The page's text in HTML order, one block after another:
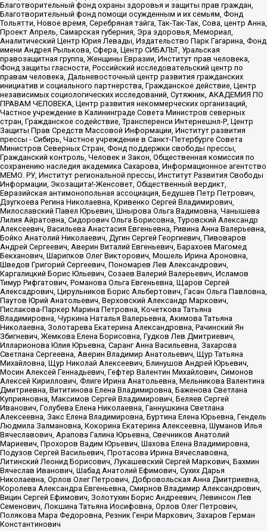
Благотворительный фонд охраны здоровья и защиты прав граждан,
Благотворительный фонд помощи осужденным и их семьям, Фонд
Тольятти, Новое время, Серебряная тайга, Так-Так-Так, Сова, центр Анна,
Проект Апрель, Самарская губерния, Эра здоровья, Мемориал,
Аналитический Центр Юрия Левады, Издательство Парк Гагарина, Фонд
имени Андрея Рылькова, Сфера, Центр СИБАЛЬТ, Уральская
правозащитная группа, Женщины Евразии, Институт прав человека,
Фонд защиты гласности, Российский исследовательский центр по
правам человека, Дальневосточный центр развития гражданских
инициатив и социального партнерства, Гражданское действие, Центр
независимых социологических исследований, Сутяжник, АКАДЕМИЯ ПО
ПРАВАМ ЧЕЛОВЕКА, Центр развития некоммерческих организаций,
Частное учреждение в Калининграде Совета Министров северных
стран, Гражданское содействие, Трансперенси Интернешнл-Р, Центр
Защиты Прав Средств Массовой Информации, Институт развития
прессы - Сибирь, Частное учреждение в Санкт-Петербурге Совета
Министров Северных Стран, Фонд поддержки свободы прессы,
Гражданский контроль, Человек и Закон, Общественная комиссия по
сохранению наследия академика Сахарова, Информационное агентство
МЕМО. РУ, Институт региональной прессы, Институт Развития Свободы
Информации, Экозащита!-Женсовет, Общественный вердикт,
Евразийская антимонопольная ассоциация, Бедушев Петр Петрович,
Дзугкоева Регина Николаевна, Кривенко Сергей Владимирович,
Милославский Павел Юрьевич, Шнырова Ольга Вадимовна, Чанышева
Лилия Айратовна, Сидорович Ольга Борисовна, Туровский Александр
Алексеевич, Васильева Анастасия Евгеньевна, Ривина Анна Валерьевна,
Бойко Анатолий Николаевич, Дугин Сергей Георгиевич, Пивоваров
Андрей Сергеевич, Аверин Виталий Евгеньевич, Барахоев Магомед
Бекханович, Шарипков Олег Викторович, Мошель Ирина Ароновна,
Шведов Григорий Сергеевич, Пономарев Лев Александрович,
Каргалицкий Борис Юльевич, Созаев Валерий Валерьевич, Исламов
Тимур Рифгатович, Романова Ольга Евгеньевна, Щаров Сергей
Алексадрович, Цирульников Борис Альбертович, Гасан Ольга Павловна,
Паутов Юрий Анатольевич, Верховский Александр Маркович,
Пислакова-Паркер Марина Петровна, Кочеткова Татьяна
Владимировна, Чуркина Наталья Валерьевна, Акимова Татьяна
Николаевна, Золотарева Екатерина Александровна, Рачинский Ян
Збигневич, Жемкова Елена Борисовна, Гудков Лев Дмитриевич,
Илларионова Юлия Юрьевна, Саранг Анна Васильевна, Захарова
Светлана Сергеевна, Аверин Владимир Анатольевич, Щур Татьяна
Михайловна, Щур Николай Алексеевич, Блинушов Андрей Юрьевич,
Мосин Алексей Геннадьевич, Гефтер Валентин Михайлович, Симонов
Алексей Кириллович, Флиге Ирина Анатольевна, Мельникова Валентина
Дмитриевна, Вититинова Елена Владимировна, Баженова Светлана
Куприяновна, Максимов Сергей Владимирович, Беляев Сергей
Иванович, Голубева Елена Николаевна, Ганнушкина Светлана
Алексеевна, Закс Елена Владимировна, Буртина Елена Юрьевна, Гендель
Людмила Залмановна, Кокорина Екатерина Алексеевна, Шуманов Илья
Вячеславович, Арапова Галина Юрьевна, Свечников Анатолий
Мариевич, Прохоров Вадим Юрьевич, Шахова Елена Владимировна,
Подузов Сергей Васильевич, Протасова Ирина Вячеславовна,
Литинский Леонид Борисович, Лукашевский Сергей Маркович, Бахмин
Вячеслав Иванович, Шабад Анатолий Ефимович, Сухих Дарья
Николаевна, Орлов Олег Петрович, Добровольская Анна Дмитриевна,
Королева Александра Евгеньевна, Смирнов Владимир Александрович,
Вицин Сергей Ефимович, Золотухин Борис Андреевич, Левинсон Лев
Семенович, Локшина Татьяна Иосифовна, Орлов Олег Петрович,
Полякова Мара Федоровна, Резник Генри Маркович, Захаров Герман
Константинович